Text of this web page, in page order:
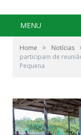
MENU
Home » Notícias
participam de
Pequena